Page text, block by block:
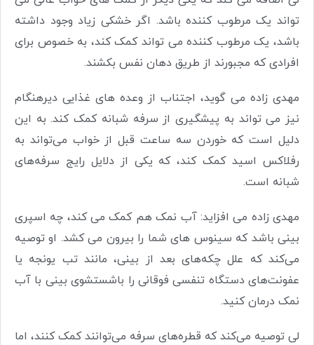
تواند یک مرطوب کننده باشد. اگر خشکی زیاد وجود داشته
باشد، یک مرطوب کننده می تواند کمک کند، به خصوص برای
افرادی که مجبورند از طریق دهان نفس بکشند.
مهدی زاده می گوید، اجتناب از وعده های غذایی دیرهنگام
نیز می تواند به پیشگیری از سرفه شبانه کمک کند. به این
دلیل است که خوردن سه ساعت قبل از خواب می‌تواند به
رفلاکس اسید کمک کند، که یکی از دلایل رایج سرفه‌های
شبانه است.
مهدی زاده می افزاید: آب نمک هم کمک می کند، چه اسپری
بینی باشد که سینوس های شما را بیرون می کشد. او توصیه
می‌کند که علل چکه‌های بعد از بینی، مانند تب یونجه یا
عفونت‌های دستگاه تنفسی فوقانی را باشستشوی بینی با آب
نمک درمان کنید.
لی توصیه می‌کند که قطره‌های سرفه می‌توانند کمک کنند، اما